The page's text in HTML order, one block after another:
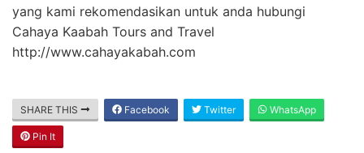
yang kami rekomendasikan untuk anda hubungi
Cahaya Kaabah Tours and Travel
http://www.cahayakabah.com
SHARE THIS Facebook Twitter WhatsApp
Pin It